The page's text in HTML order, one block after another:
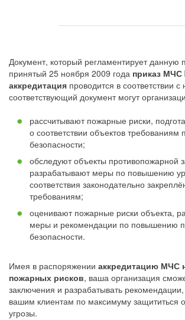
Документ, который регламентирует
принятый 25 ноября 2009 года приказ
аккредитация проводится в соответствии
соответствующий документ могут
рассчитывают пожарные риски,
о соответствии объектов требованиям
безопасности;
обследуют объекты противопожарной
разрабатывают меры по повышению
соответствия законодательно
требованиям;
оценивают пожарные риски объекта,
меры и рекомендации по повышению
безопасности.
Имея в распоряжении аккредитацию МЧС
пожарных рисков, ваша организация
заключения и разрабатывать
вашим клиентам по максимуму защититься
угрозы.